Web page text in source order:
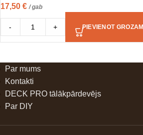
17,50 € / gab
- + PIEVIENOT GROZAM
Par mums
Kontakti
DECK PRO tālākpārdevējs
Par DIY